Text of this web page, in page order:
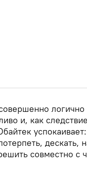
и, как
дескать,
совместно с